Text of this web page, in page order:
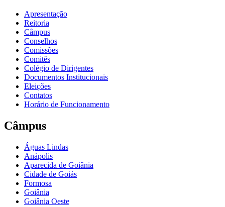
Apresentação
Reitoria
Câmpus
Conselhos
Comissões
Comitês
Colégio de Dirigentes
Documentos Institucionais
Eleições
Contatos
Horário de Funcionamento
Câmpus
Águas Lindas
Anápolis
Aparecida de Goiânia
Cidade de Goiás
Formosa
Goiânia
Goiânia Oeste